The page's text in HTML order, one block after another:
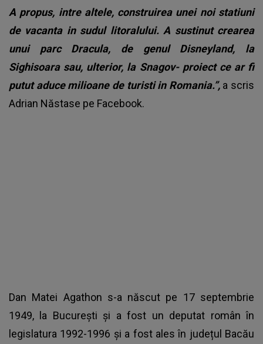
A propus, intre altele, construirea unei noi statiuni
de vacanta in sudul litoralului. A sustinut crearea
unui parc Dracula, de genul Disneyland, la
Sighisoara sau, ulterior, la Snagov- proiect ce ar fi
putut aduce milioane de turisti in Romania.”, a scris
Adrian Năstase pe Facebook.
Dan Matei Agathon s-a născut pe 17 septembrie
1949, la București și a fost un deputat român în
legislatura 1992-1996 și a fost ales în județul Bacău